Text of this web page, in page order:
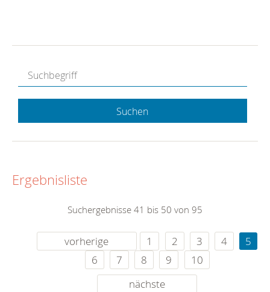
Suchen
Ergebnisliste
Suchergebnisse 41 bis 50 von 95
vorherige 1 2 3 4
5
6
7 8 9
10
nächste